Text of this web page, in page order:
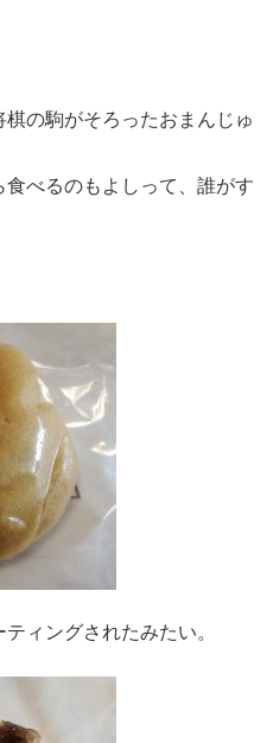
の駒がそろったおまんじゅ
べるのもよしって、誰がす
ィングされたみたい。